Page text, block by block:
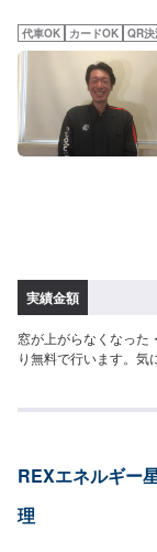
代車OK カードOK QR
実績金額
窓が上がらなくなった
り無料で行います。気
REXエネルギー
理